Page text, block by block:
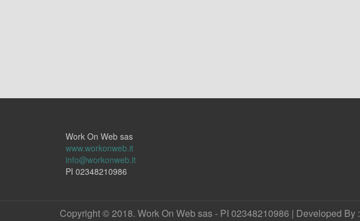
Work On Web sas
www.workonweb.it
info@workonweb.it
PI 02348210986
Copyright © 2018. Work On Web sas - PI 02348210986 | Developed By :